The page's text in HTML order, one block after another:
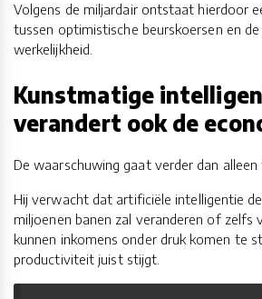
Volgens de miljardair ontstaat hierdoor
tussen optimistische beurskoersen en
werkelijkheid.
Kunstmatige
verandert ook de
De waarschuwing gaat verder dan alleen
Hij verwacht dat artificiële intelligentie
miljoenen banen zal veranderen of zelfs
kunnen inkomens onder druk komen te
productiviteit juist stijgt.